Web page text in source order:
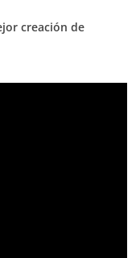
creación de